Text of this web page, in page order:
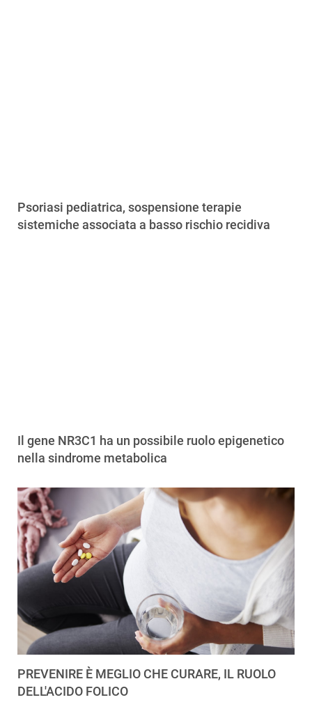
Psoriasi pediatrica, sospensione terapie
sistemiche associata a basso rischio recidiva
Il gene NR3C1 ha un possibile ruolo epigenetico
nella sindrome metabolica
PREVENIRE È MEGLIO CHE CURARE, IL RUOLO
DELL'ACIDO FOLICO